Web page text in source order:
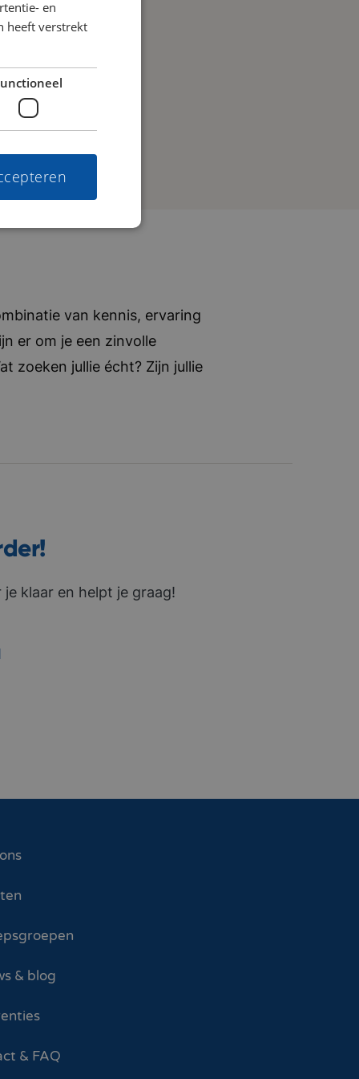
van kennis, ervaring
er om je een zinvolle
zoeken jullie écht? Zijn jullie
klaar en helpt je graag!
& blog
& FAQ
en
heeft verstrekt